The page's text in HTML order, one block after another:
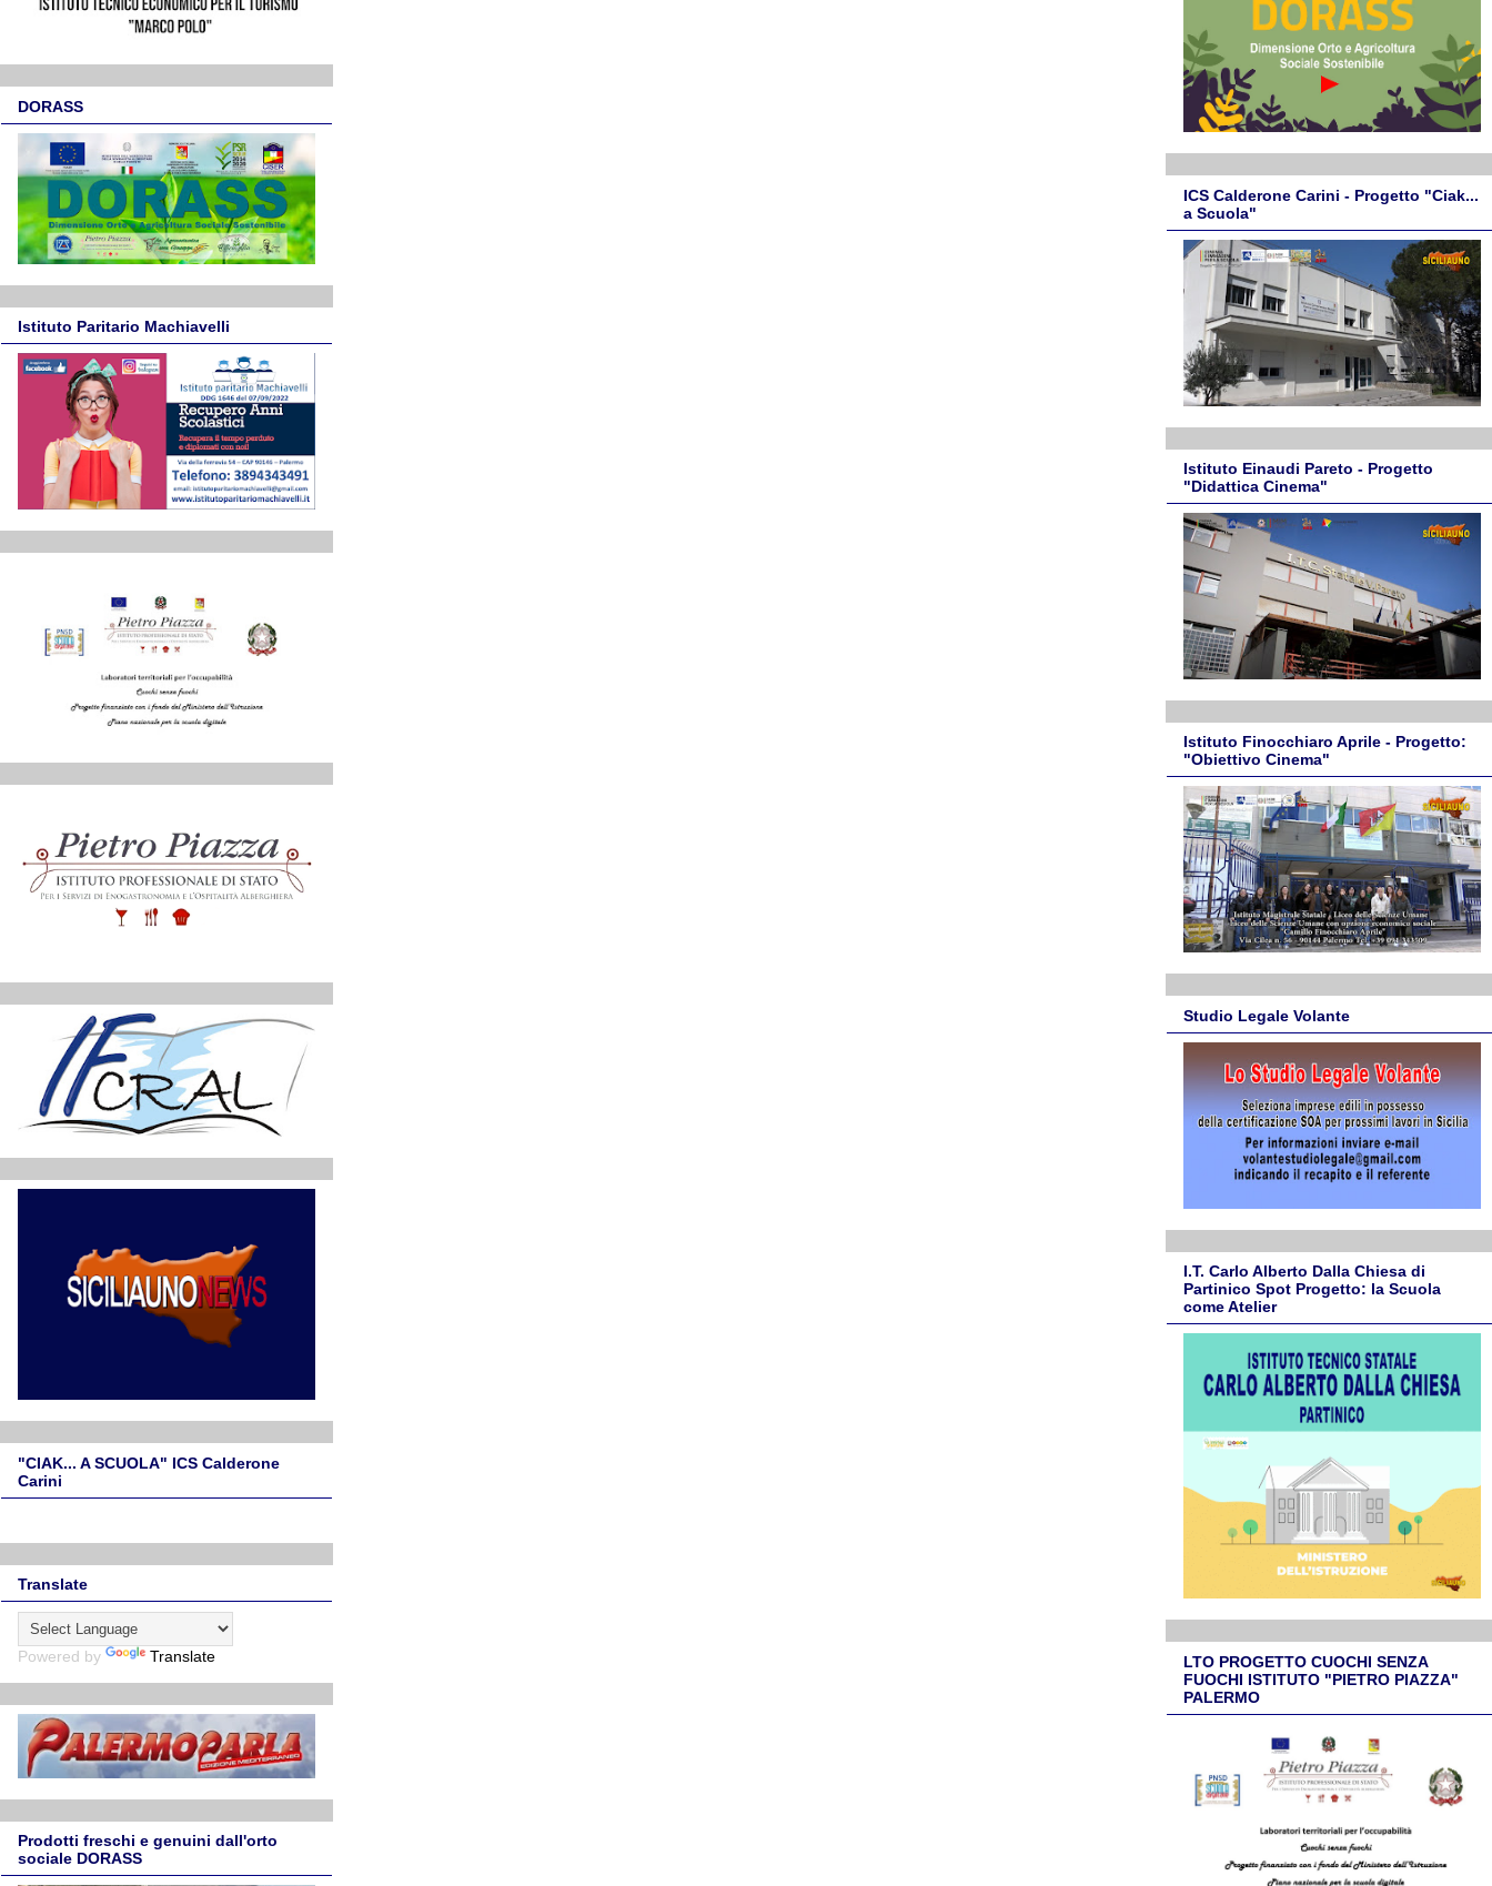
DORASS
Istituto Paritario Machiavelli
"CIAK... A SCUOLA" ICS Calderone
Carini
Translate
Powered by Translate
Prodotti freschi e genuini dall'orto
sociale DORASS
ICS Calderone Carini - Progetto "Ciak...
a Scuola"
Istituto Einaudi Pareto - Progetto
"Didattica Cinema"
Istituto Finocchiaro Aprile - Progetto:
"Obiettivo Cinema"
Studio Legale Volante
I.T. Carlo Alberto Dalla Chiesa di
Partinico Spot Progetto: la Scuola
come Atelier
LTO PROGETTO CUOCHI SENZA
FUOCHI ISTITUTO "PIETRO PIAZZA"
PALERMO